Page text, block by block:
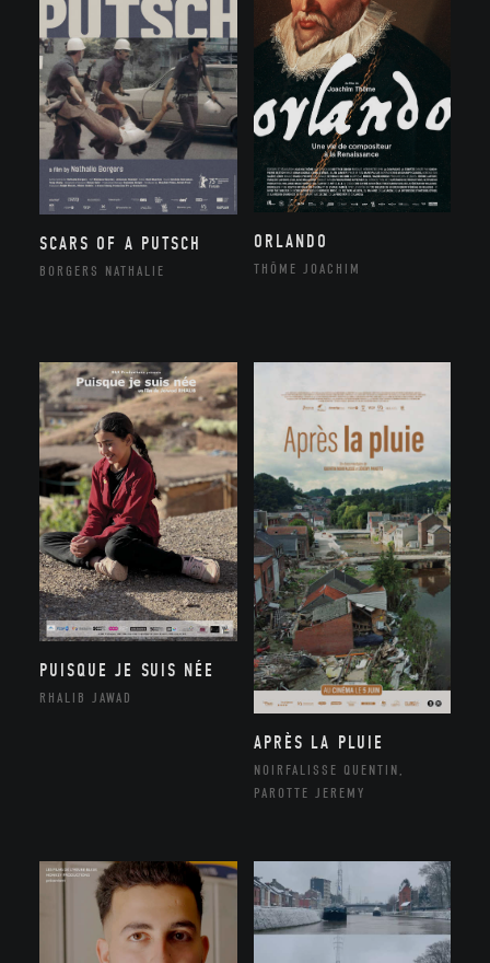
SCARS OF A PUTSCH
BORGERS NATHALIE
ORLANDO
THÔME JOACHIM
PUISQUE JE SUIS NÉE
RHALIB JAWAD
APRÈS LA PLUIE
NOIRFALISSE QUENTIN,
PAROTTE JEREMY